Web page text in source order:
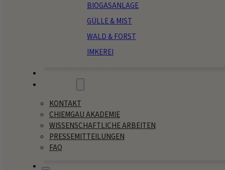
BIOGASANLAGE
GÜLLE & MIST
WALD & FORST
IMKEREI
KONTAKT
CHIEMGAU AKADEMIE
WISSENSCHAFTLICHE ARBEITEN
PRESSEMITTEILUNGEN
FAQ